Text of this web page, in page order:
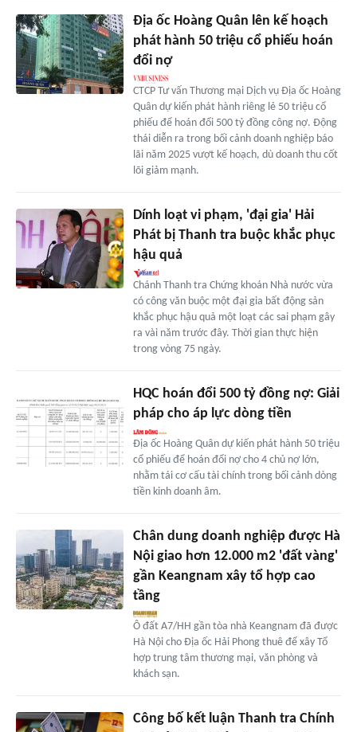
Địa ốc Hoàng Quân lên kế hoạch
phát hành 50 triệu cổ phiếu hoán
đổi nợ
CTCP Tư vấn Thương mại Dịch vụ Địa ốc Hoàng
Quân dự kiến phát hành riêng lẻ 50 triệu cổ
phiếu để hoán đổi 500 tỷ đồng công nợ. Động
thái diễn ra trong bối cảnh doanh nghiệp báo
lãi năm 2025 vượt kế hoạch, dù doanh thu cốt
lõi giảm mạnh.
Dính loạt vi phạm, 'đại gia' Hải
Phát bị Thanh tra buộc khắc phục
hậu quả
Chánh Thanh tra Chứng khoán Nhà nước vừa
có công văn buộc một đại gia bất động sản
khắc phục hậu quả một loạt các sai phạm gây
ra vài năm trước đây. Thời gian thực hiện
trong vòng 75 ngày.
HQC hoán đổi 500 tỷ đồng nợ: Giải
pháp cho áp lực dòng tiền
Địa ốc Hoàng Quân dự kiến phát hành 50 triệu
cổ phiếu để hoán đổi nợ cho 4 chủ nợ lớn,
nhằm tái cơ cấu tài chính trong bối cảnh dòng
tiền kinh doanh âm.
Chân dung doanh nghiệp được Hà
Nội giao hơn 12.000 m2 'đất vàng'
gần Keangnam xây tổ hợp cao
tầng
Ô đất A7/HH gần tòa nhà Keangnam đã được
Hà Nội cho Địa ốc Hải Phong thuê để xây Tổ
hợp trung tâm thương mại, văn phòng và
khách sạn.
Công bố kết luận Thanh tra Chính